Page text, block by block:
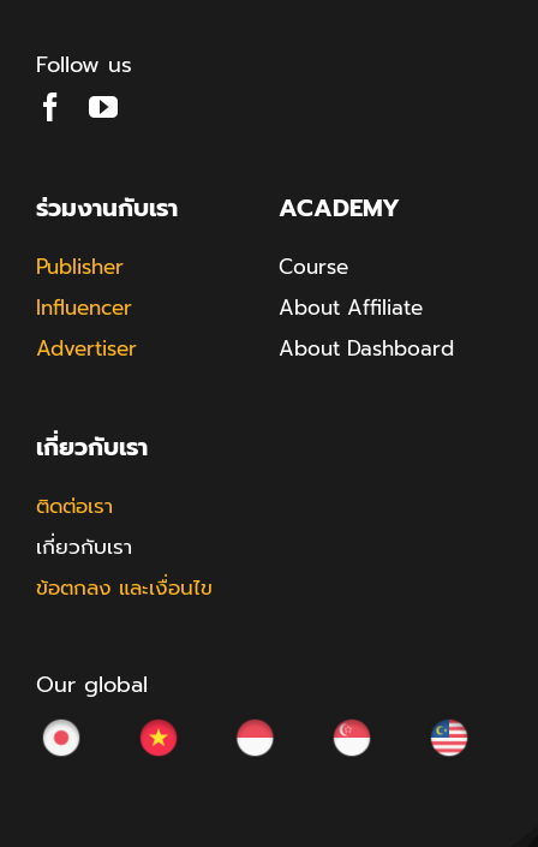
Follow us
ร่วมงานกับเรา
Publisher
Influencer
Advertiser
ACADEMY
Course
About Affiliate
About Dashboard
เกี่ยวกับเรา
ติดต่อเรา
เกี่ยวกับเรา
ข้อตกลง และเงื่อนไข
Our global